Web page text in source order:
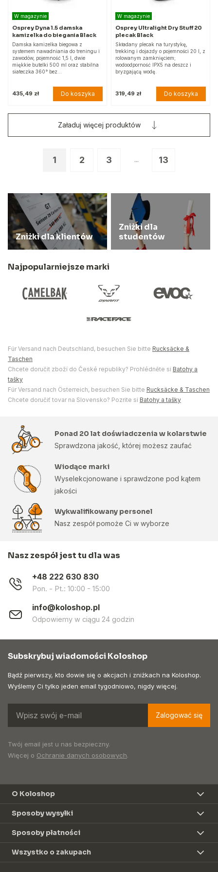
W magazynie
Osprey Dyna 1.5 damska
kamizelka do biegania Black
Damska kamizelka biegowa z
systemem nawadniania do treningu i
zawodów, pojemność 1,5 l, dwie
miękkie butelki 500 ml oraz stabilna
siateczka 360° bez…
435,49 zł Do koszyka
W magazynie
Osprey Ultralight Dry Stuff 20
plecak Black
Składany plecak na turystykę,
trekking i dojazdy o pojemności 20 l, z
rolowanym zamknięciem;
wodoodporność IPX5 na deszcz i
bryzgającą wodę.
319,49 zł Do koszyka
1 2 3 ... 13
Załaduj więcej produktów
Zniżki dla klientów
Zniżki dla
studentów
Najpopularniejsze marki
Für Versand nach Deutschland, besuchen Sie bitte Rucksäcke &
Taschen
Chcete doručit zboží do České republiky? Prohlédněte si Batohy a
tašky
Für Versand nach Österreich, besuchen Sie bitte Rucksäcke & Taschen
Chcete doručiť tovar na Slovensko? Pozrite si Batohy a tašky
Ponad 20 lat doświadczenia w kolarstwie
Sprawdzona jakość, której możesz zaufać
Wiodące marki
Wyselekcjonowane i sprawdzone pod kątem
jakości
Wykwalifikowany personel
Nasz zespół pomoże Ci w wyborze
Nasz zespół jest tu dla was
+48 222 630 830
Pon. - Pt.: 10:00 - 15:00
info@koloshop.pl
Odpowiemy w ciągu 24 godzin
Subskrybuj wiadomości Koloshop
Bądź pierwszy, kto dowie się o akcjach i zniżkach na Koloshop.
Wyślemy Ci tylko jeden email tygodniowo, nigdy więcej.
Zalogować się
Twój email jest u nas bezpieczny.
Więcej o Ochranie danych osobowych.
O Koloshop
Sposoby wysyłki
Sposoby płatności
Wszystko o zakupach